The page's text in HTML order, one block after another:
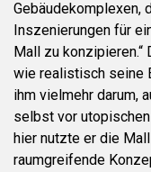
Gebäudekomplexen,
Inszenierungen für
Mall zu konzipieren.“
wie realistisch seine
ihm vielmehr darum,
selbst vor
hier nutzte er die
raumgreifende